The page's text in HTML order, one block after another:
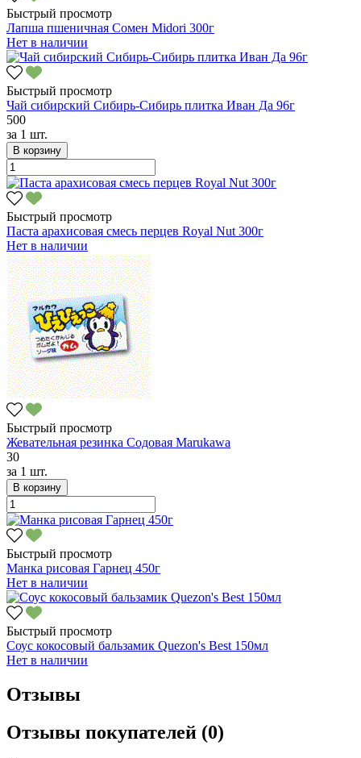
Быстрый просмотр
Лапша пшеничная Сомен Midori 300г
Нет в наличии
Быстрый просмотр
Чай сибирский Сибирь-Сибирь плитка Иван Да 96г
500
за 1 шт.
В корзину
Быстрый просмотр
Паста арахисовая смесь перцев Royal Nut 300г
Нет в наличии
Быстрый просмотр
Жевательная резинка Содовая Marukawa
30
за 1 шт.
В корзину
Быстрый просмотр
Манка рисовая Гарнец 450г
Нет в наличии
Быстрый просмотр
Соус кокосовый бальзамик Quezon's Best 150мл
Нет в наличии
Отзывы
Отзывы покупателей (0)